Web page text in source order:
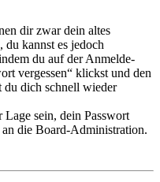
dir zwar dein altes
kannst es jedoch
du auf der Anmelde-
vergessen“ klickst und den
du dich schnell wieder
sein, dein Passwort
die Board-Administration.